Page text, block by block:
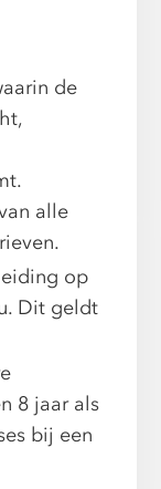
de
alle
op
Dit geldt
8 jaar als
bij een